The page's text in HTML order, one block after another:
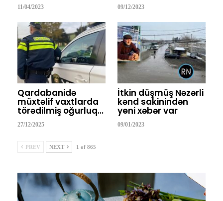
11/04/2023 09/12/2023
Qardabanidə
müxtəlif vaxtlarda
törədilmiş oğurluq…
27/12/2025
İtkin düşmüş Nəzərli
kənd sakinindən
yeni xəbər var
09/01/2023
PREV NEXT 1 of 865